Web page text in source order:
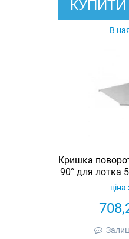
КУПИТИ
В
Кришка
90° для лотка
мм,